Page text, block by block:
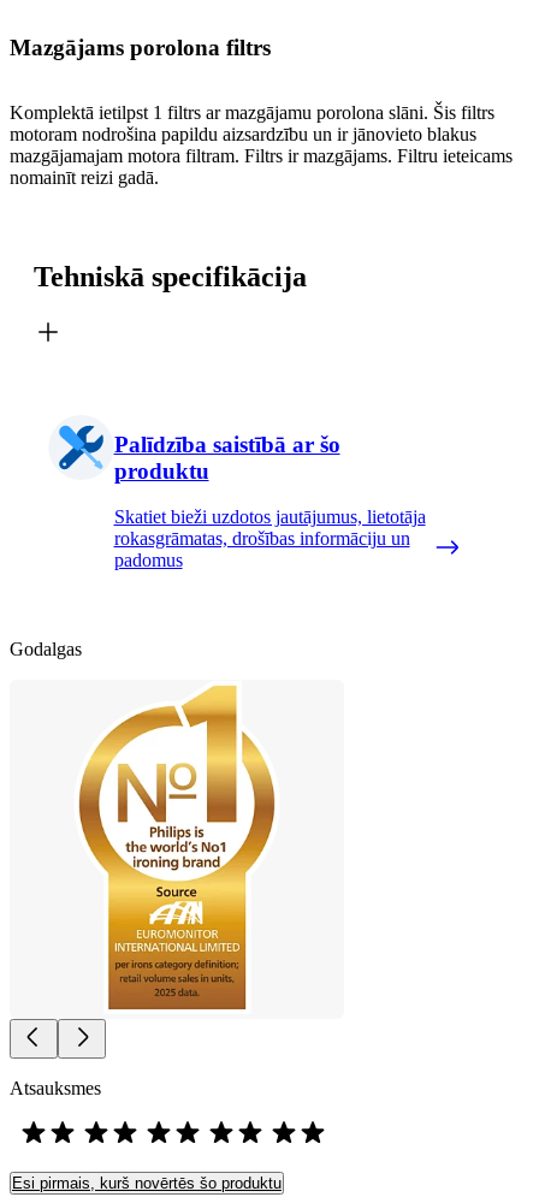
Mazgājams porolona filtrs
Komplektā ietilpst 1 filtrs ar mazgājamu porolona slāni. Šis filtrs
motoram nodrošina papildu aizsardzību un ir jānovieto blakus
mazgājamajam motora filtram. Filtrs ir mazgājams. Filtru ieteicams
nomainīt reizi gadā.
Tehniskā specifikācija
Palīdzība saistībā ar šo
produktu
Skatiet bieži uzdotos jautājumus, lietotāja
rokasgrāmatas, drošības informāciju un
padomus
Godalgas
Atsauksmes
Esi pirmais, kurš novērtēs šo produktu